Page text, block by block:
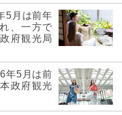
5月は前年
、一方で
府観光局
年5月は前
政府観光